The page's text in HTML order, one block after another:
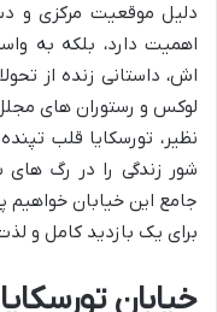
دلیل موقعیت مرکزی و
اهمیت دارد، بلکه به
اش، داستانی زنده از
لوکس و رستوران های
نظیر، تورسکایا قلب
شور زندگی را در رگ های
جامع این خیابان خواهیم
برای یک بازدید کامل و
خیابان